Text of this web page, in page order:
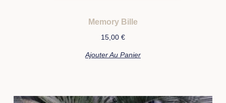
Memory Bille
15,00 €
Ajouter Au Panier